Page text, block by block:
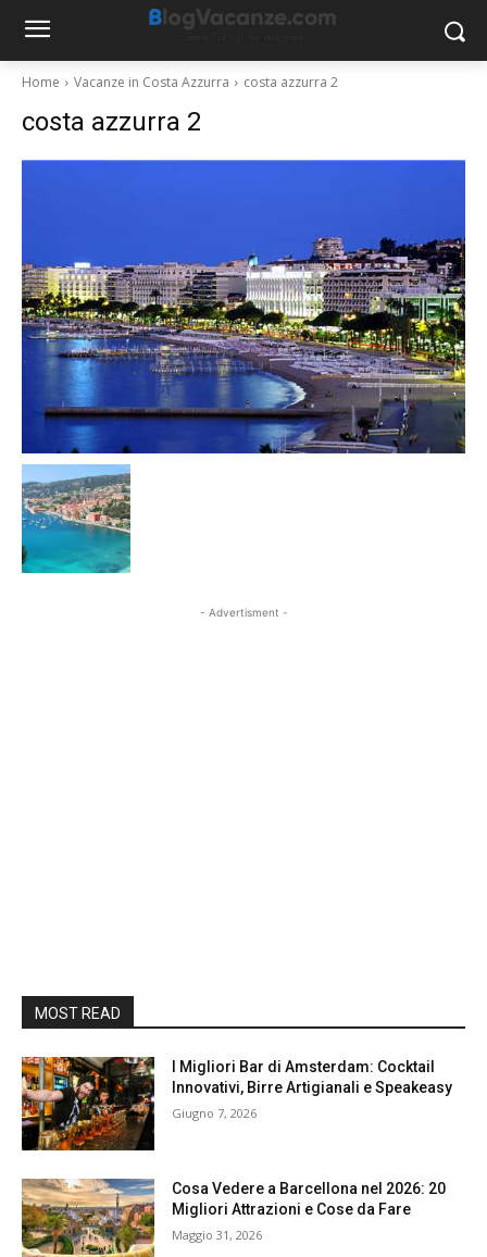
Home Vacanze in Costa Azzurra costa azzurra 2
costa azzurra 2
- Advertisment -
MOST READ
I Migliori Bar di Amsterdam: Cocktail
Innovativi, Birre Artigianali e Speakeasy
Giugno 7, 2026
Cosa Vedere a Barcellona nel 2026: 20
Migliori Attrazioni e Cose da Fare
Maggio 31, 2026